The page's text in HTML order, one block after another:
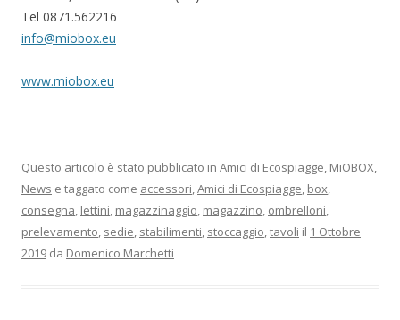
Tel 0871.562216
info@miobox.eu
www.miobox.eu
Questo articolo è stato pubblicato in Amici di Ecospiagge, MiOBOX,
News e taggato come accessori,Amici di Ecospiagge, box,
consegna, lettini, magazzinaggio, magazzino, ombrelloni,
prelevamento, sedie, stabilimenti, stoccaggio,tavoli il 1 Ottobre
2019 da Domenico Marchetti